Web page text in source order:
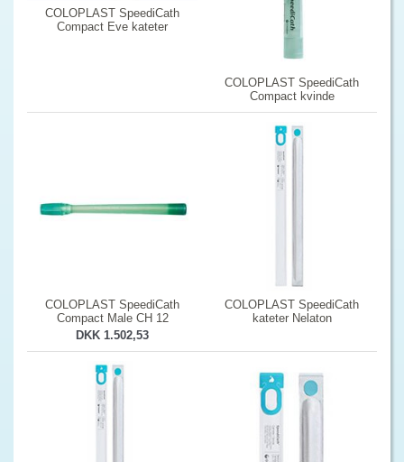
COLOPLAST SpeediCath
Compact Eve kateter
COLOPLAST SpeediCath
Compact kvinde
COLOPLAST SpeediCath
Compact Male CH 12
DKK 1.502,53
COLOPLAST SpeediCath
kateter Nelaton